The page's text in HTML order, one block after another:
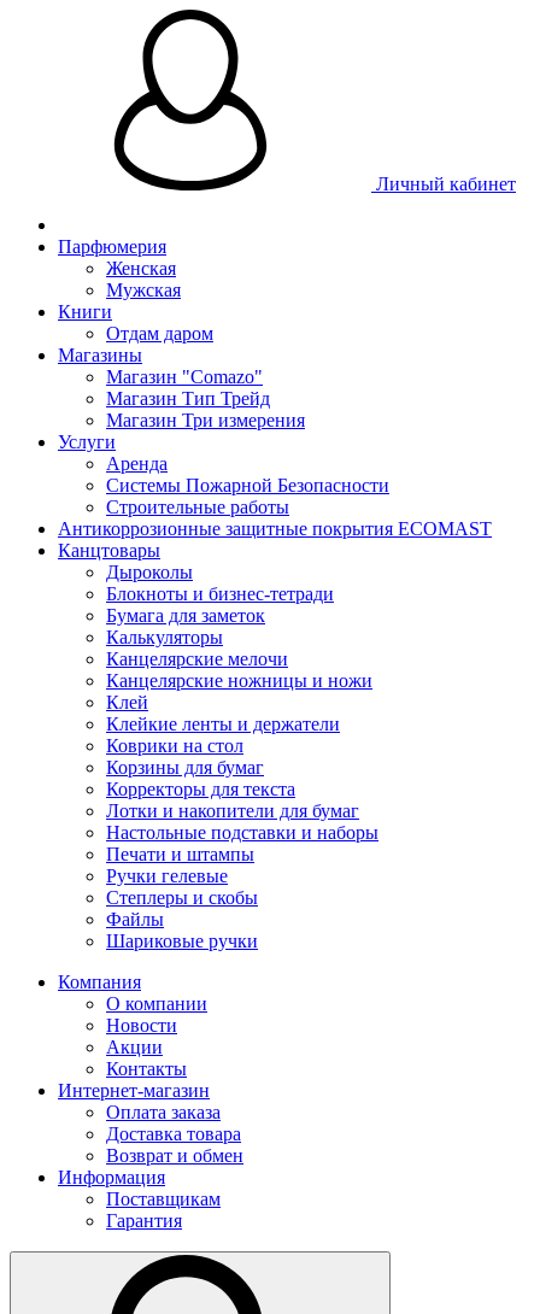
Личный кабинет
Парфюмерия
Женская
Мужская
Книги
Отдам даром
Магазины
Магазин "Comazo"
Магазин Тип Трейд
Магазин Три измерения
Услуги
Аренда
Системы Пожарной Безопасности
Строительные работы
Антикоррозионные защитные покрытия ECOMAST
Канцтовары
Дыроколы
Блокноты и бизнес-тетради
Бумага для заметок
Калькуляторы
Канцелярские мелочи
Канцелярские ножницы и ножи
Клей
Клейкие ленты и держатели
Коврики на стол
Корзины для бумаг
Корректоры для текста
Лотки и накопители для бумаг
Настольные подставки и наборы
Печати и штампы
Ручки гелевые
Степлеры и скобы
Файлы
Шариковые ручки
Компания
О компании
Новости
Акции
Контакты
Интернет-магазин
Оплата заказа
Доставка товара
Возврат и обмен
Информация
Поставщикам
Гарантия